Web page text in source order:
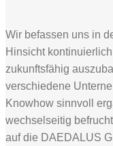
Wir befassen uns in
Hinsicht
zukunftsfähig
verschiedene
Knowhow sinnvoll
wechselseitig
auf die DAEDALUS